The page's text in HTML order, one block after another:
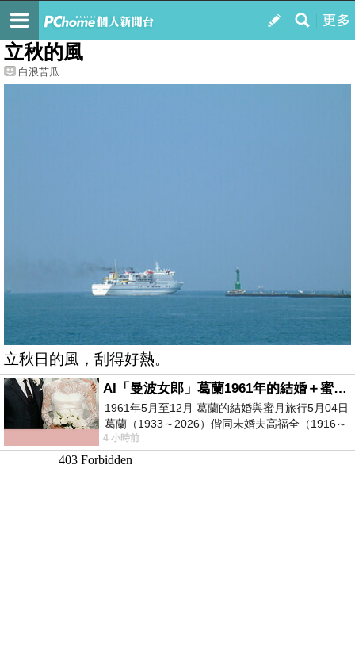
我的
最新文章
立秋的風
白浪苦瓜
立秋日的風，刮得好熱。
AI「曼波女郎」葛蘭1961年的結婚＋蜜月旅行 #戀上老電影 #葛蘭 #粟子
1961年5月至12月 葛蘭的結婚與蜜月旅行5月04日
葛蘭（1933～2026）偕同未婚夫高福全（1916～
2004）乘郵輪赴倫敦6月15日於英國倫敦St.S
4 小時前